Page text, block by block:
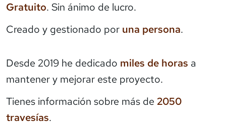
Gratuito. Sin ánimo de lucro.
Creado y gestionado por una persona.
Desde 2019 he dedicado miles de horas a
mantener y mejorar este proyecto.
Tienes información sobre más de 2050
travesías.